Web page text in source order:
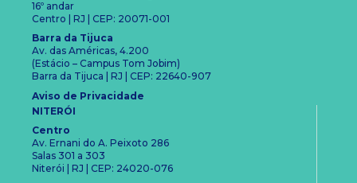
16º andar
Centro | RJ | CEP: 20071-001
Barra da Tijuca
Av. das Américas, 4.200
(Estácio – Campus Tom Jobim)
Barra da Tijuca | RJ | CEP: 22640-907
Aviso de Privacidade
NITERÓI
Centro
Av. Ernani do A. Peixoto 286
Salas 301 a 303
Niterói | RJ | CEP: 24020-076